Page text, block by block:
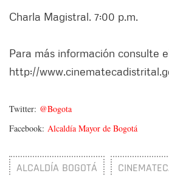
Charla Magistral. 7:00 p.m.
Para más información consulte
http://
Twitter: @Bogota
Facebook: Alcaldía Mayor de Bogotá
ALCALDÍA BOGOTÁ